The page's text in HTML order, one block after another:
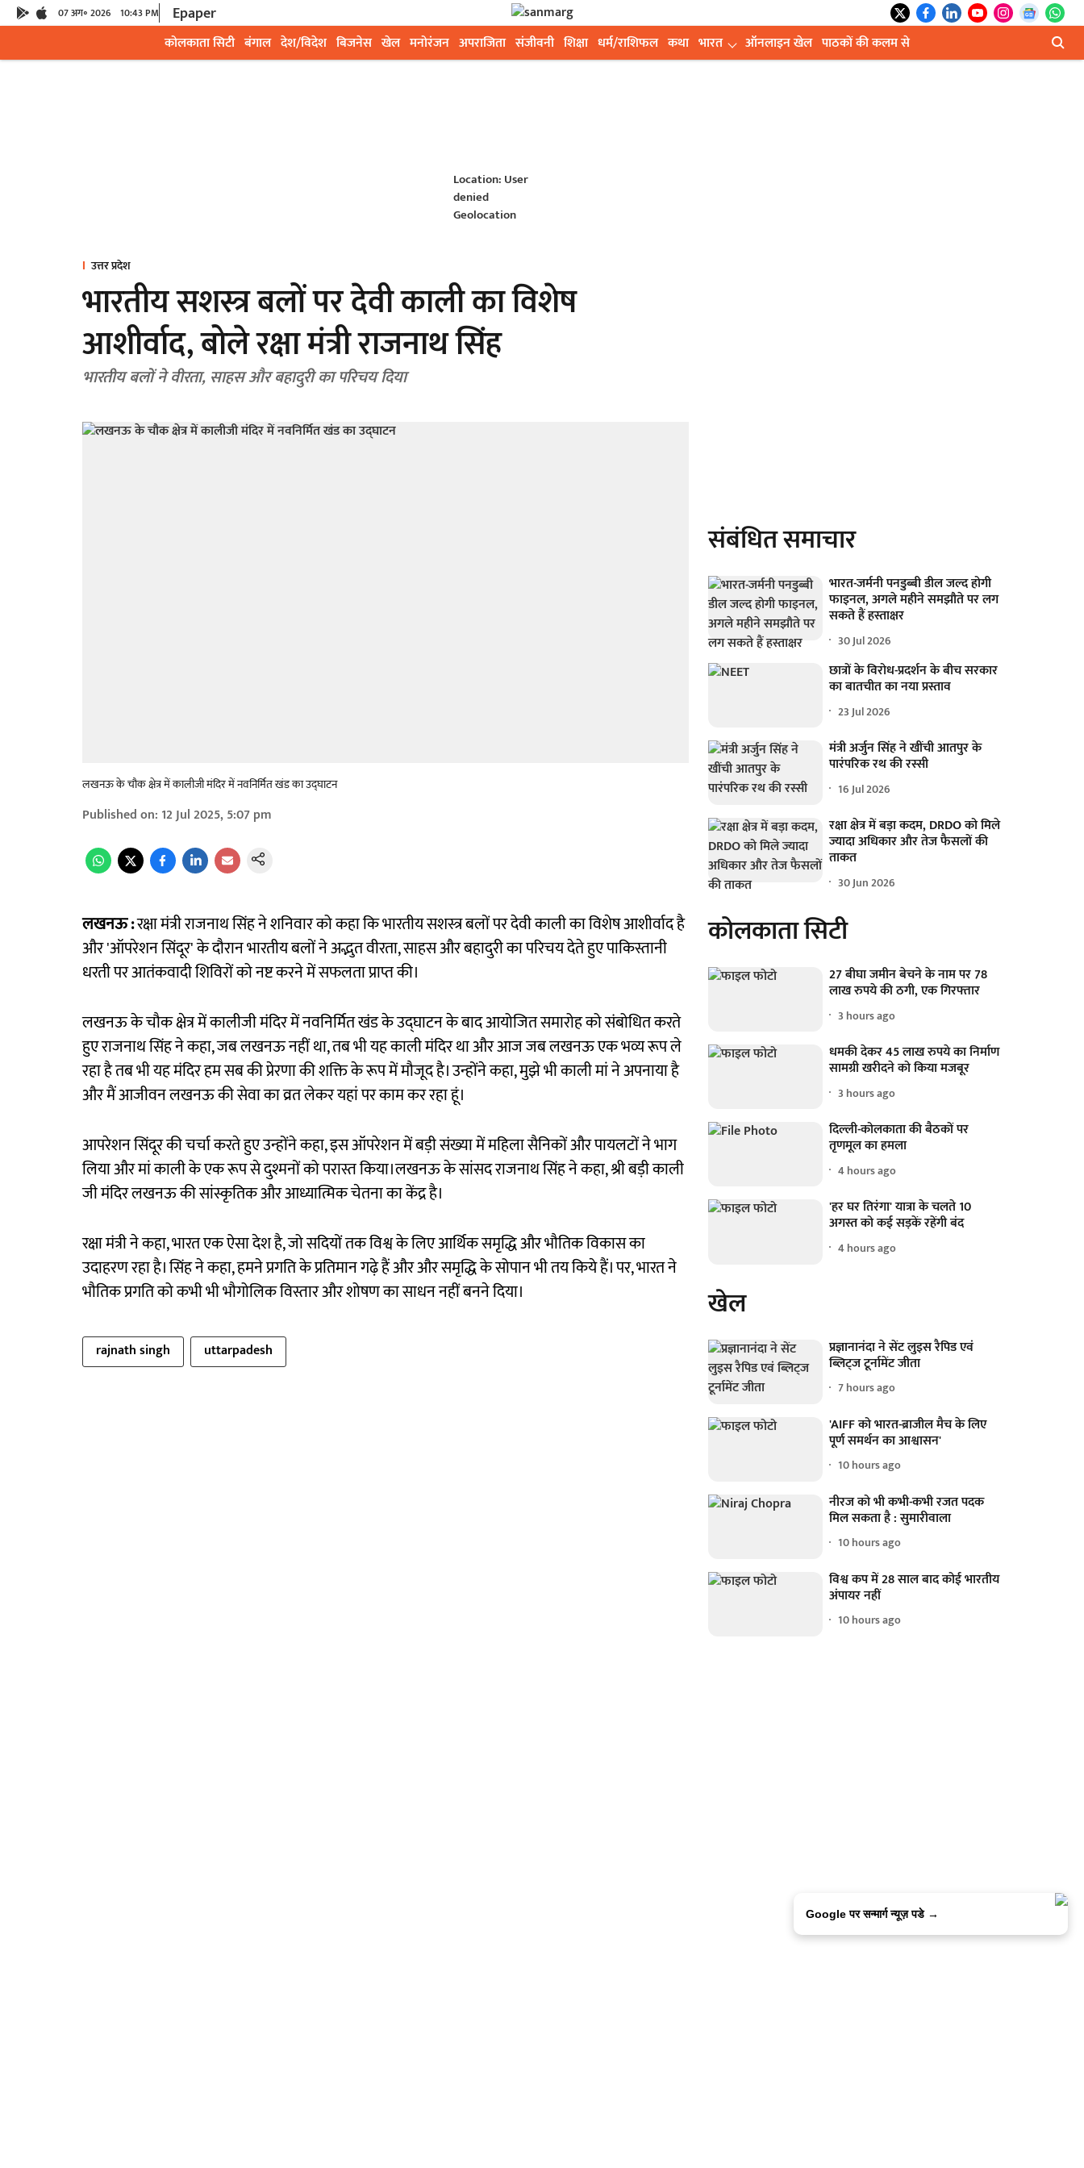
07 अग॰ 2026 10:43 PM Epaper
कोलकाता सिटी बंगाल देश/विदेश बिजनेस खेल मनोरंजन अपराजिता संजीवनी शिक्षा धर्म/राशिफल कथा भारत ऑनलाइन खेल पाठकों की कलम से
Location: User
denied
Geolocation
उत्तर प्रदेश
भारतीय सशस्त्र बलों पर देवी काली का विशेष
आशीर्वाद, बोले रक्षा मंत्री राजनाथ सिंह
भारतीय बलों ने वीरता, साहस और बहादुरी का परिचय दिया
लखनऊ के चौक क्षेत्र में कालीजी मंदिर में नवनिर्मित खंड का उद्घाटन
Published on: 12 Jul 2025, 5:07 pm
लखनऊ :रक्षा मंत्री राजनाथ सिंह ने शनिवार को कहा कि भारतीय सशस्त्र बलों पर देवी काली का विशेष आशीर्वाद है
और 'ऑपरेशन सिंदूर' के दौरान भारतीय बलों ने अद्भुत वीरता, साहस और बहादुरी का परिचय देते हुए पाकिस्तानी
धरती पर आतंकवादी शिविरों को नष्ट करने में सफलता प्राप्त की।
लखनऊ के चौक क्षेत्र में कालीजी मंदिर में नवनिर्मित खंड के उद्घाटन के बाद आयोजित समारोह को संबोधित करते
हुए राजनाथ सिंह ने कहा, जब लखनऊ नहीं था, तब भी यह काली मंदिर था और आज जब लखनऊ एक भव्य रूप ले
रहा है तब भी यह मंदिर हम सब की प्रेरणा की शक्ति के रूप में मौजूद है। उन्होंने कहा, मुझे भी काली मां ने अपनाया है
और मैं आजीवन लखनऊ की सेवा का व्रत लेकर यहां पर काम कर रहा हूं।
आपरेशन सिंदूर की चर्चा करते हुए उन्होंने कहा, इस ऑपरेशन में बड़ी संख्या में महिला सैनिकों और पायलटों ने भाग
लिया और मां काली के एक रूप से दुश्मनों को परास्त किया।लखनऊ के सांसद राजनाथ सिंह ने कहा, श्री बड़ी काली
जी मंदिर लखनऊ की सांस्कृतिक और आध्यात्मिक चेतना का केंद्र है।
रक्षा मंत्री ने कहा, भारत एक ऐसा देश है, जो सदियों तक विश्व के लिए आर्थिक समृद्धि और भौतिक विकास का
उदाहरण रहा है। सिंह ने कहा, हमने प्रगति के प्रतिमान गढ़े हैं और और समृद्धि के सोपान भी तय किये हैं। पर, भारत ने
भौतिक प्रगति को कभी भी भौगोलिक विस्तार और शोषण का साधन नहीं बनने दिया।
rajnath singh uttarpadesh
संबंधित समाचार
भारत-जर्मनी पनडुब्बी डील जल्द होगी
फाइनल, अगले महीने समझौते पर लग
सकते हैं हस्ताक्षर
30 Jul 2026
छात्रों के विरोध-प्रदर्शन के बीच सरकार
का बातचीत का नया प्रस्ताव
23 Jul 2026
मंत्री अर्जुन सिंह ने खींची आतपुर के
पारंपरिक रथ की रस्सी
16 Jul 2026
रक्षा क्षेत्र में बड़ा कदम, DRDO को मिले
ज्यादा अधिकार और तेज फैसलों की
ताकत
30 Jun 2026
कोलकाता सिटी
27 बीघा जमीन बेचने के नाम पर 78
लाख रुपये की ठगी, एक गिरफ्तार
3 hours ago
धमकी देकर 45 लाख रुपये का निर्माण
सामग्री खरीदने को किया मजबूर
3 hours ago
दिल्ली-कोलकाता की बैठकों पर
तृणमूल का हमला
4 hours ago
'हर घर तिरंगा' यात्रा के चलते 10
अगस्त को कई सड़कें रहेंगी बंद
4 hours ago
खेल
प्रज्ञानानंदा ने सेंट लुइस रैपिड एवं
ब्लिट्ज टूर्नामेंट जीता
7 hours ago
'AIFF को भारत-ब्राजील मैच के लिए
पूर्ण समर्थन का आश्वासन'
10 hours ago
नीरज को भी कभी-कभी रजत पदक
मिल सकता है : सुमारीवाला
10 hours ago
विश्व कप में 28 साल बाद कोई भारतीय
अंपायर नहीं
10 hours ago
Google पर सन्मार्ग न्यूज़ पडे →